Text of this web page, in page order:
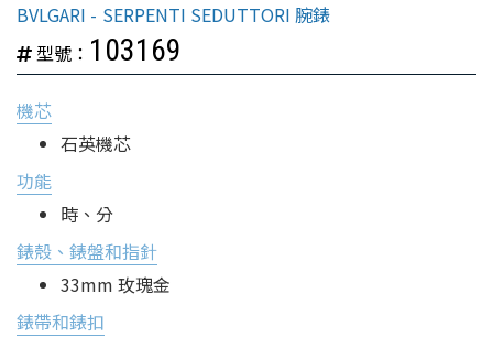
BVLGARI
SERPENTI SEDUTTORI 腕錶
型號： 103169
機芯
石英機芯
功能
時、分
錶殼、錶盤和指針
33mm 玫瑰金
錶帶和錶扣